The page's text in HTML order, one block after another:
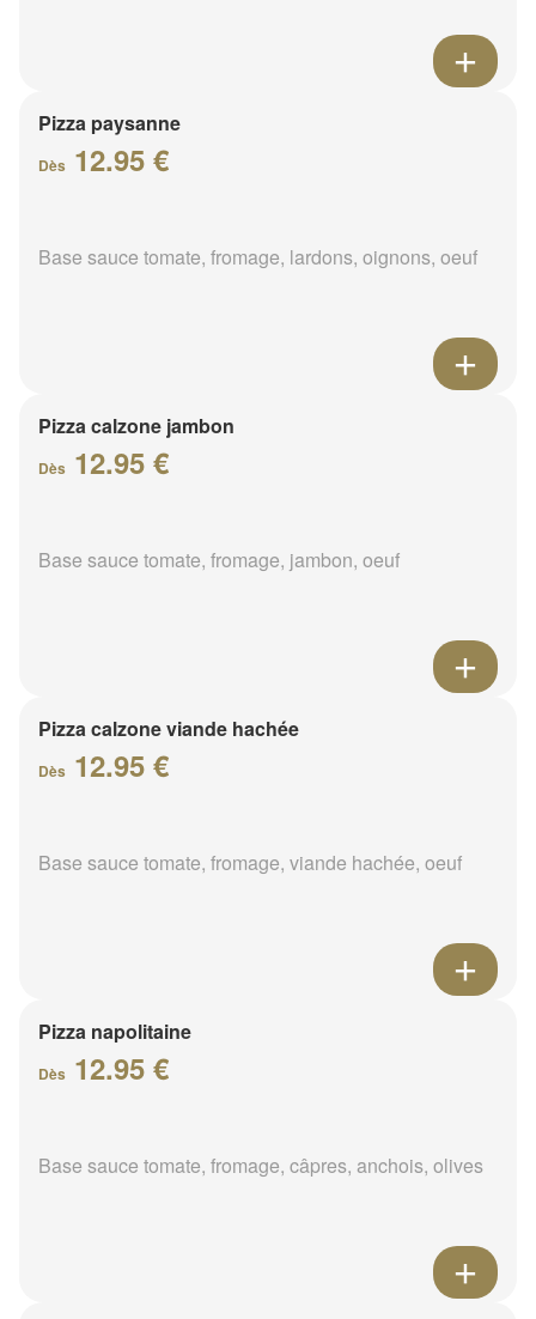
Pizza paysanne
Dès 12.95 €
Base sauce tomate, fromage, lardons, oignons, oeuf
Pizza calzone jambon
Dès 12.95 €
Base sauce tomate, fromage, jambon, oeuf
Pizza calzone viande hachée
Dès 12.95 €
Base sauce tomate, fromage, viande hachée, oeuf
Pizza napolitaine
Dès 12.95 €
Base sauce tomate, fromage, câpres, anchois, olives